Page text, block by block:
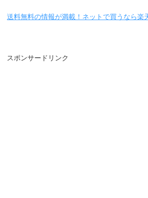
送料無料の情報が満載！ネットで買うなら楽
スポンサードリンク